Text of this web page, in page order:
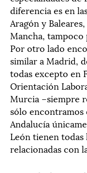
diferencia es en
Aragón y
Mancha, tampoco
Por otro lado
similar a Madrid,
todas excepto en
Orientación
Murcia –siempre
sólo encontramos
Andalucía
León tienen todas
relacionadas con